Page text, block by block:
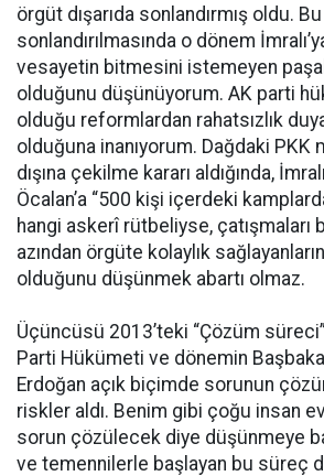
örgüt dışarıda sonlandırmış oldu.
sonlandırılmasında o dönem
vesayetin bitmesini istemeyen
olduğunu düşünüyorum. AK parti
olduğu reformlardan rahatsızlık
olduğuna inanıyorum. Dağdaki PKK
dışına çekilme kararı aldığında,
Öcalan’a “500 kişi içerdeki
hangi askerî rütbeliyse, çatışmaları
azından örgüte kolaylık
olduğunu düşünmek abartı olmaz.
Üçüncüsü 2013’teki “Çözüm
Parti Hükümeti ve dönemin
Erdoğan açık biçimde sorunun
riskler aldı. Benim gibi çoğu insan
sorun çözülecek diye düşünmeye
ve temennilerle başlayan bu süreç